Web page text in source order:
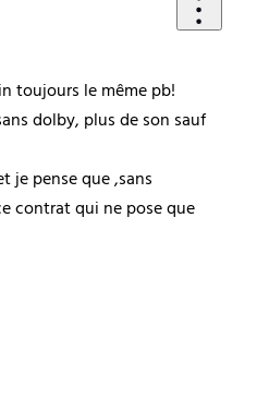
toujours le même pb!
dolby, plus de son sauf
je pense que ,sans
contrat qui ne pose que